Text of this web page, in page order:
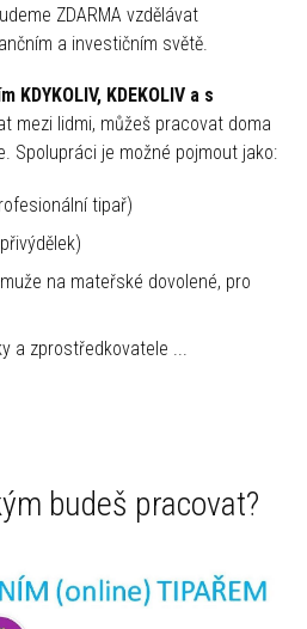
ZDARMA vzdělávat
a investičním světě.
KDEKOLIV a s
mezi lidmi, můžeš pracovat doma
Spolupráci je možné pojmout jako:
tipař)
na mateřské dovolené, pro
a zprostředkovatele ...
budeš pracovat?